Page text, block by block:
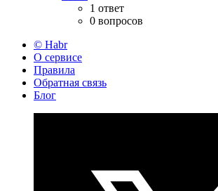
1 ответ
0 вопросов
© Habr
О сервисе
Правила
Обратная связь
Блог